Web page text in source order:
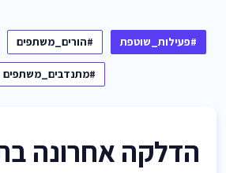
#פעילות_שוטפת #הורים_משתפים
#מתנדבים_משתפים
הדלקה אחרונה